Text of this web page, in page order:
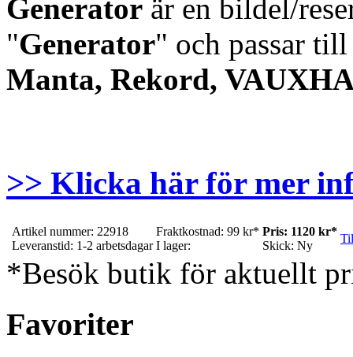
Generator är en bildel/
"Generator" och passar
Manta, Rekord,
>> Klicka här för mer
Artikel nummer: 22918
Leveranstid: 1-2 arbetsdagar
Fraktkostnad: 99 kr*
I lager:
Pris: 1120 kr*
Skick: Ny
*Besök butik för aktuellt
Favoriter